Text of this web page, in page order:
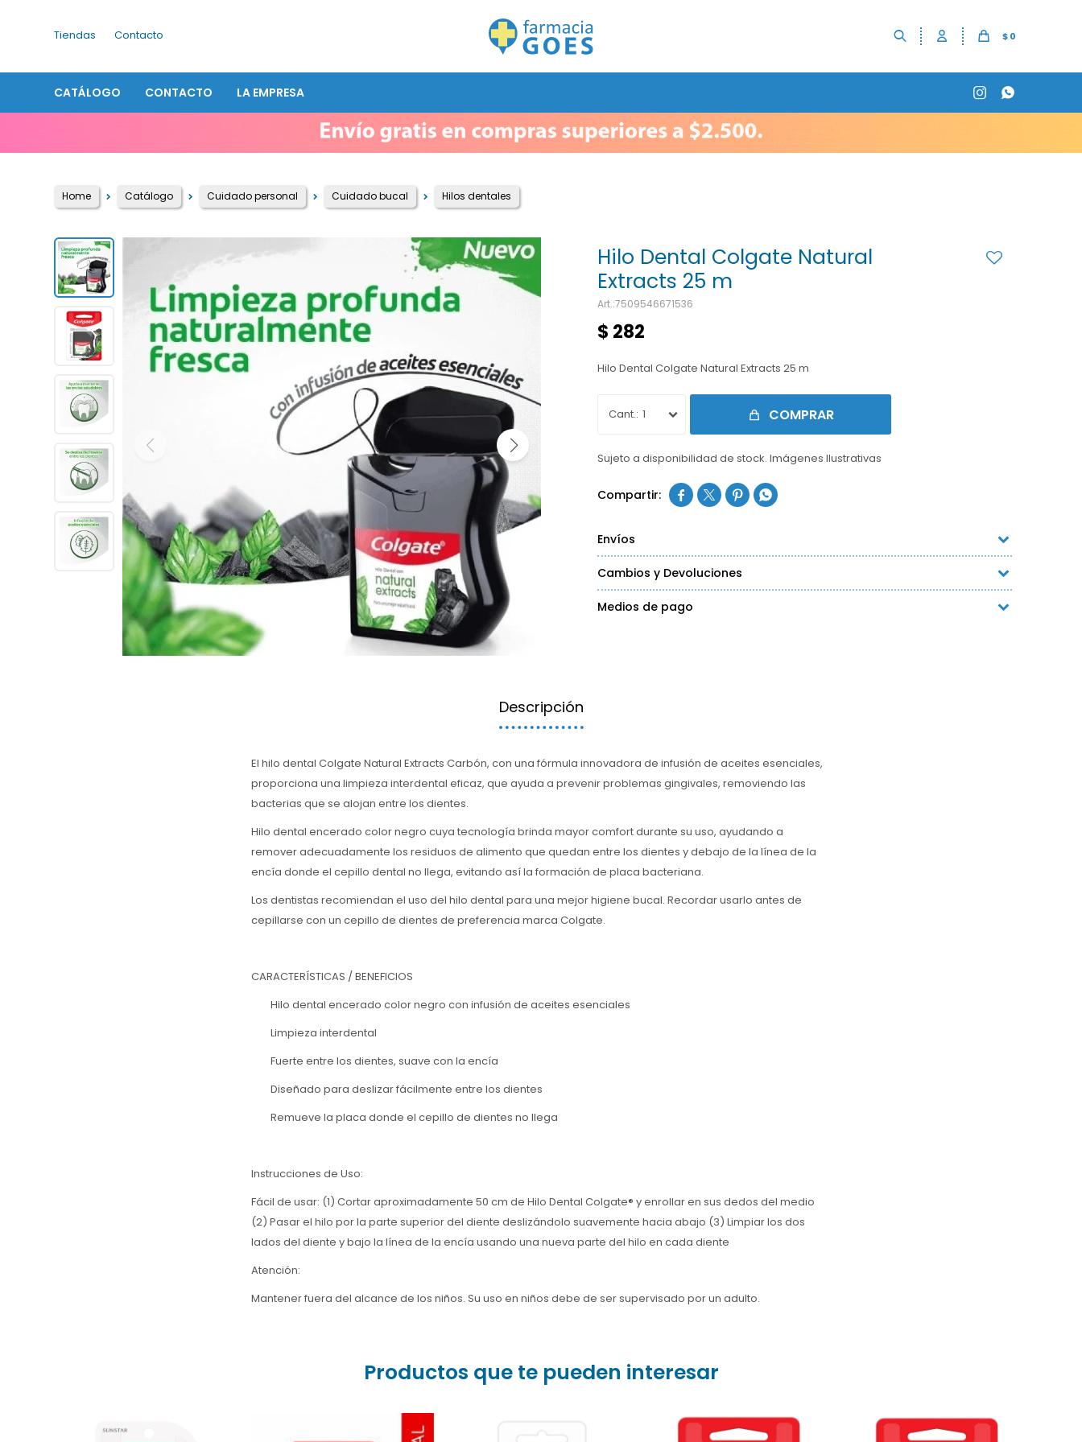
CATÁLOGO CONTACTO LA EMPRESA
$0
 
Tiendas Contacto
Home Catálogo Cuidado personal Cuidado bucal Hilos dentales
Hilo Dental Colgate Natural
Extracts 25 m
7509546671536
$ 282
Hilo Dental Colgate Natural Extracts 25 m
1 COMPRAR
Sujeto a disponibilidad de stock. Imágenes Ilustrativas
   
Envíos
Cambios y Devoluciones
Medios de pago
Descripción
El hilo dental Colgate Natural Extracts Carbón, con una fórmula innovadora de infusión de aceites esenciales,
proporciona una limpieza interdental eficaz, que ayuda a prevenir problemas gingivales, removiendo las
bacterias que se alojan entre los dientes.
Hilo dental encerado color negro cuya tecnología brinda mayor comfort durante su uso, ayudando a
remover adecuadamente los residuos de alimento que quedan entre los dientes y debajo de la línea de la
encía donde el cepillo dental no llega, evitando así la formación de placa bacteriana.
Los dentistas recomiendan el uso del hilo dental para una mejor higiene bucal. Recordar usarlo antes de
cepillarse con un cepillo de dientes de preferencia marca Colgate.
CARACTERÍSTICAS / BENEFICIOS
Hilo dental encerado color negro con infusión de aceites esenciales
Limpieza interdental
Fuerte entre los dientes, suave con la encía
Diseñado para deslizar fácilmente entre los dientes
Remueve la placa donde el cepillo de dientes no llega
Instrucciones de Uso:
Fácil de usar: (1) Cortar aproximadamente 50 cm de Hilo Dental Colgate® y enrollar en sus dedos del medio
(2) Pasar el hilo por la parte superior del diente deslizándolo suavemente hacia abajo (3) Limpiar los dos
lados del diente y bajo la línea de la encía usando una nueva parte del hilo en cada diente
Atención:
Mantener fuera del alcance de los niños. Su uso en niños debe de ser supervisado por un adulto.
Productos que te pueden interesar